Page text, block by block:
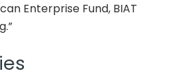
Enterprise Fund, BIAT